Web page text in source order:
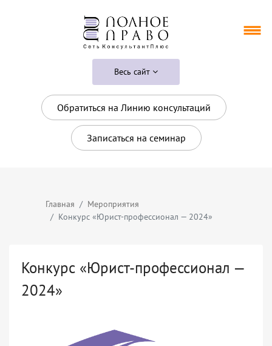
Весь сайт
Обратиться на Линию консультаций
Записаться на семинар
Главная
Мероприятия
Конкурс «Юрист-профессионал — 2024»
Конкурс «Юрист-профессионал —
2024»